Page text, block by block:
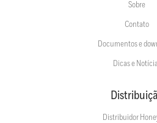
Sobre
Contato
Documentos e
Dicas e
Distribuidor